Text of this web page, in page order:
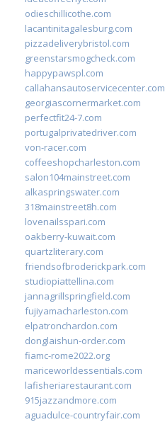
odieschillicothe.com
lacantinitagalesburg.com
pizzadeliverybristol.com
greenstarsmogcheck.com
happypawspl.com
callahansautoservicecenter.com
georgiascornermarket.com
perfectfit24-7.com
portugalprivatedriver.com
von-racer.com
coffeeshopcharleston.com
salon104mainstreet.com
alkaspringswater.com
318mainstreet8h.com
lovenailsspari.com
oakberry-kuwait.com
quartzliterary.com
friendsofbroderickpark.com
studiopiattellina.com
jannagrillspringfield.com
fujiyamacharleston.com
elpatronchardon.com
donglaishun-order.com
fiamc-rome2022.org
mariceworldessentials.com
lafisheriarestaurant.com
915jazzandmore.com
aguadulce-countryfair.com